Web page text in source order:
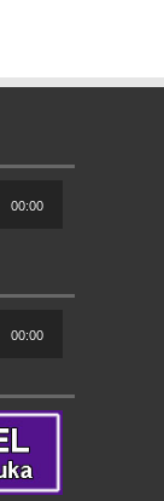
00:00
00:00